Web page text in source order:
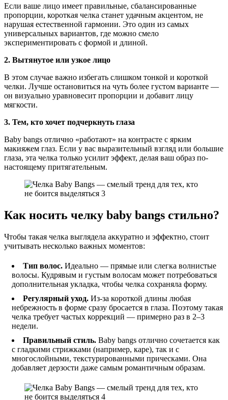
Если ваше лицо имеет правильные, сбалансированные
пропорции, короткая челка станет удачным акцентом, не
нарушая естественной гармонии. Это один из самых
универсальных вариантов, где можно смело
экспериментировать с формой и длиной.
2. Вытянутое или узкое лицо
В этом случае важно избегать слишком тонкой и короткой
челки. Лучше остановиться на чуть более густом варианте —
он визуально уравновесит пропорции и добавит лицу
мягкости.
3. Тем, кто хочет подчеркнуть глаза
Baby bangs отлично «работают» на контрасте с ярким
макияжем глаз. Если у вас выразительный взгляд или большие
глаза, эта челка только усилит эффект, делая ваш образ по-
настоящему притягательным.
Как носить челку baby bangs стильно?
Чтобы такая челка выглядела аккуратно и эффектно, стоит
учитывать несколько важных моментов:
Тип волос. Идеально — прямые или слегка волнистые
волосы. Кудрявым и густым волосам может потребоваться
дополнительная укладка, чтобы челка сохраняла форму.
Регулярный уход. Из-за короткой длины любая
небрежность в форме сразу бросается в глаза. Поэтому такая
челка требует частых коррекций — примерно раз в 2–3
недели.
Правильный стиль. Baby bangs отлично сочетается как
с гладкими стрижками (например, каре), так и с
многослойными, текстурированными прическами. Она
добавляет дерзости даже самым романтичным образам.